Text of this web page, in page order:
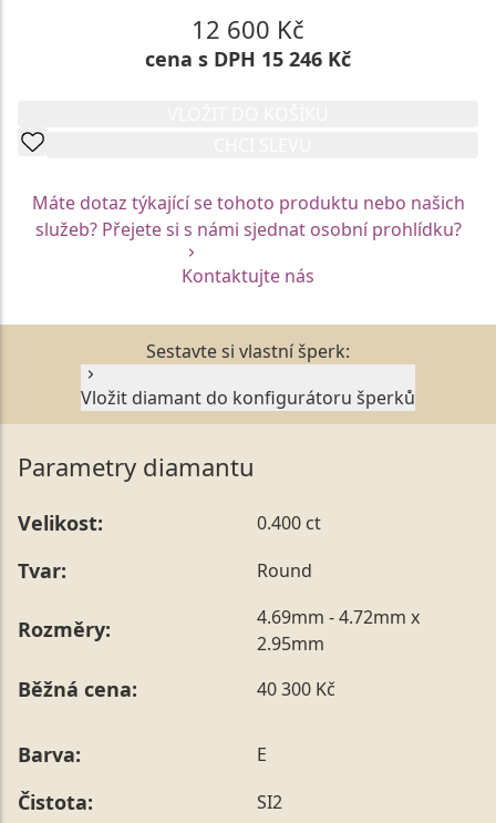
12 600 Kč
cena s DPH 15 246 Kč
Máte dotaz týkající se tohoto produktu nebo našich
služeb? Přejete si s námi sjednat osobní prohlídku?
Kontaktujte nás
Sestavte si vlastní šperk:
Vložit diamant do konfigurátoru šperků
Parametry diamantu
Velikost: 0.400 ct
Tvar: Round
Rozměry:
4.69mm - 4.72mm x
2.95mm
Běžná cena: 40 300 Kč
Barva: E
Čistota: SI2